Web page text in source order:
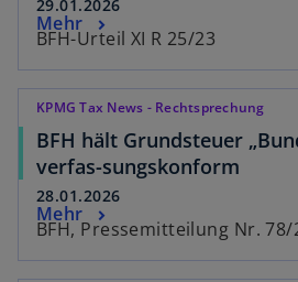
29.01.2026
BFH-Urteil XI R 25/23
Mehr
KPMG Tax News - Rechtsprechung
BFH hält Grundsteuer
verfas-sungskonform
28.01.2026
BFH, Pressemitteilung Nr. 78/
Mehr